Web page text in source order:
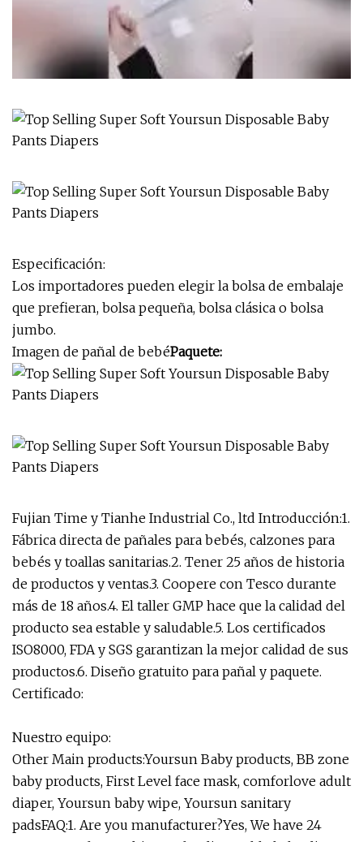
Especificación:
Los importadores pueden elegir la bolsa de embalaje
que prefieran, bolsa pequeña, bolsa clásica o bolsa
jumbo.
Imagen de pañal de bebéPaquete:
Fujian Time y Tianhe Industrial Co., ltd Introducción:1.
Fábrica directa de pañales para bebés, calzones para
bebés y toallas sanitarias.2. Tener 25 años de historia
de productos y ventas.3. Coopere con Tesco durante
más de 18 años.4. El taller GMP hace que la calidad del
producto sea estable y saludable.5. Los certificados
ISO8000, FDA y SGS garantizan la mejor calidad de sus
productos.6. Diseño gratuito para pañal y paquete.
Certificado:
Nuestro equipo:
Other Main products:Yoursun Baby products, BB zone
baby products, First Level face mask, comforlove adult
diaper, Yoursun baby wipe, Yoursun sanitary
padsFAQ:1. Are you manufacturer?Yes, We have 24